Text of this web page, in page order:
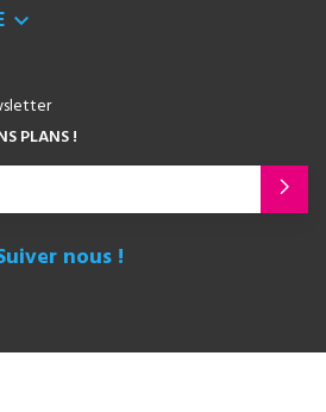

PLANS !
nous !